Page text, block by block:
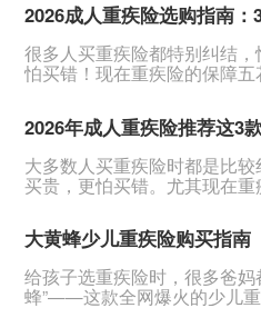
很多人买重疾险都特别纠结，
怕买错！现在重疾险的保障五
专门对比整理了2026年市面上
比都靠前的3款成人重疾险，
有限、身体健康，还是身体有
不好投保，都能从中挑到合适
一、君龙超级玛丽16号Pro：
重疾险里的性价比王
2026年成人重疾险推荐这3
大多数人买重疾险时都是比较
买贵，更怕买错。尤其现在重
比整理，给大家挑出成人重疾
的3款产品，适合各种预算、
的人群。&nbsp;如果你打算
果你带病投保，或者预算紧张
能满足你的需求。
大黄蜂少儿重疾险购买指南
给孩子选重疾险时，很多爸妈
蜂”——这款全网爆火的少儿